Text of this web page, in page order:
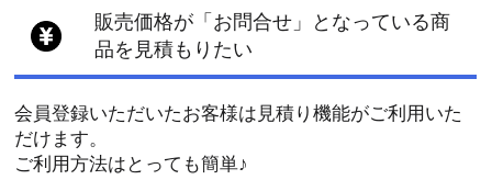
販売価格が「お問合せ」となっている商
品を見積もりたい
会員登録いただいたお客様は見積り機能がご利用いた
だけます。
ご利用方法はとっても簡単♪